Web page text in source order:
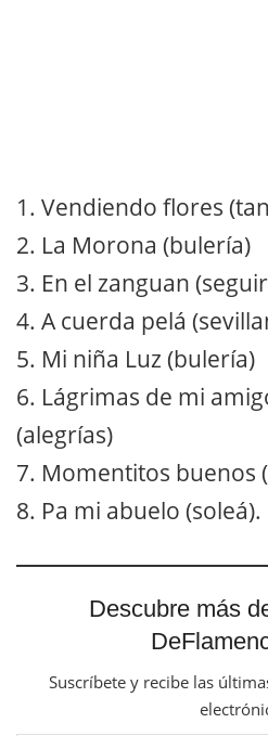
1. Vendiendo flores
2. La Morona (bulería)
3. En el zanguan
4. A cuerda pelá
5. Mi niña Luz (bulería)
6. Lágrimas de mi
(alegrías)
7. Momentitos buenos
8. Pa mi abuelo (soleá).
Descubre más
Suscríbete y recibe las